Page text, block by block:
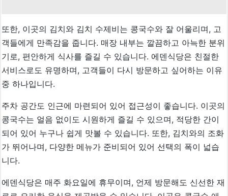
또한, 이곳의 김치와 김치 수제비는 콩국수와 잘 어울리며, 고
객들에게 만족감을 줍니다. 매장 내부는 깔끔하고 아늑한 분위
기로, 편안하게 식사를 즐길 수 있습니다. 에덴식당은 친절한
서비스로도 유명하며, 고객들이 다시 방문하고 싶어하는 이유
중 하나입니다.
주차 공간도 인근에 마련되어 있어 접근성이 좋습니다. 이곳의
콩국수는 얼음 없이도 시원하게 즐길 수 있으며, 적당한 간이
되어 있어 누구나 쉽게 맛볼 수 있습니다. 또한, 김치와의 조화
가 뛰어나며, 다양한 메뉴가 준비되어 있어 선택의 폭이 넓습
니다.
에덴식당은 매주 화요일에 휴무이며, 언제 방문해도 신선한 재